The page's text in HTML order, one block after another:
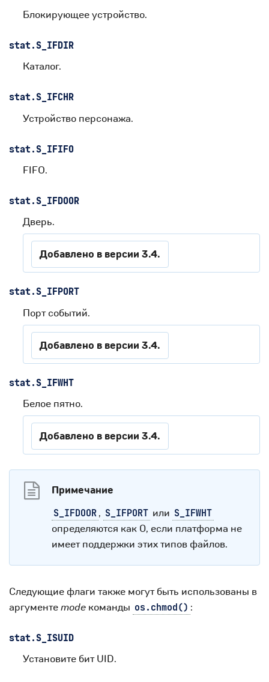
Блокирующее устройство.
stat.S_IFDIR
Каталог.
stat.S_IFCHR
Устройство персонажа.
stat.S_IFIFO
FIFO.
stat.S_IFDOOR
Дверь.
Добавлено в версии 3.4.
stat.S_IFPORT
Порт событий.
Добавлено в версии 3.4.
stat.S_IFWHT
Белое пятно.
Добавлено в версии 3.4.
Примечание
S_IFDOOR , S_IFPORT или S_IFWHT
определяются как 0, если платформа не
имеет поддержки этих типов файлов.
Следующие флаги также могут быть использованы в
аргументеmode команды os.chmod() :
stat.S_ISUID
Установите бит UID.